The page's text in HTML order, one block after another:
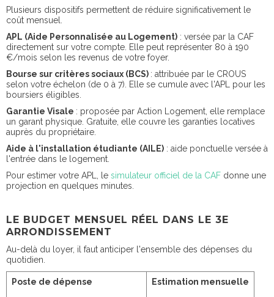
Plusieurs dispositifs permettent de réduire significativement le
coût mensuel.
APL (Aide Personnalisée au Logement) : versée par la CAF
directement sur votre compte. Elle peut représenter 80 à 190
€/mois selon les revenus de votre foyer.
Bourse sur critères sociaux (BCS) : attribuée par le CROUS
selon votre échelon (de 0 à 7). Elle se cumule avec l'APL pour les
boursiers éligibles.
Garantie Visale : proposée par Action Logement, elle remplace
un garant physique. Gratuite, elle couvre les garanties locatives
auprès du propriétaire.
Aide à l'installation étudiante (AILE) : aide ponctuelle versée à
l'entrée dans le logement.
Pour estimer votre APL, le simulateur officiel de la CAF donne une
projection en quelques minutes.
LE BUDGET MENSUEL RÉEL DANS LE 3E
ARRONDISSEMENT
Au-delà du loyer, il faut anticiper l'ensemble des dépenses du
quotidien.
Poste de dépense Estimation mensuelle